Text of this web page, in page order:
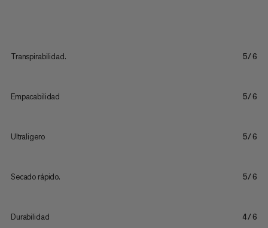
Transpirabilidad. 5/6
Empacabilidad 5/6
Ultraligero 5/6
Secado rápido. 5/6
Durabilidad 4/6